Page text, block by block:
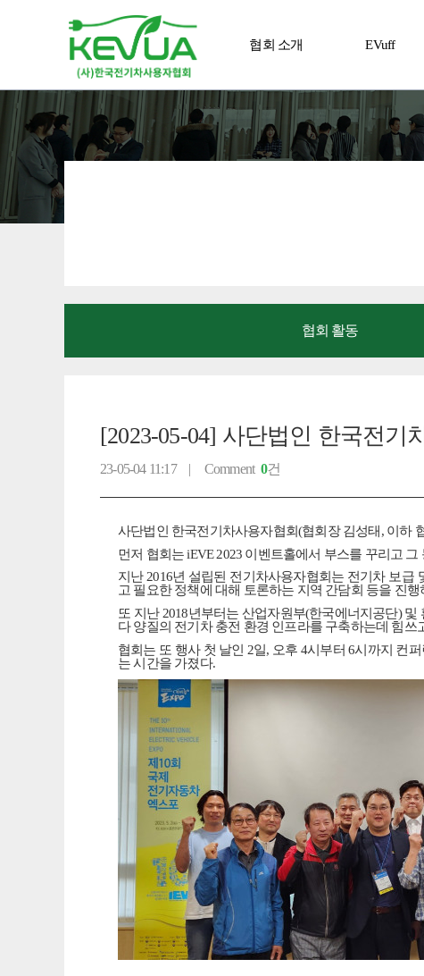
협회 소개 EVuff
알림 마당 전진사어
협회 활동
[2023-05-04] 사단법인 한국전기
23-05-04 11:17 | Comment 0건
사단법인 한국전기차사용자협회(협회장 김성태 , 이하
먼저 협회는iEVE 2023 이벤트홀에서 부스를 꾸리고
지난2016년 설립된 전기차사용자협회는 전기차 보급
고 필요한 정책에 대해 토론하는 지역 간담회 등을 진행
또 지난 2018년부터는 산업자원부(한국에너지공단)및
다 양질의 전기차 충전 환경 인프라를 구축하는데 힘쓰
협회는 또 행사 첫 날인 2일, 오후 4시부터6시까지 컨퍼
는 시간을 가졌다.